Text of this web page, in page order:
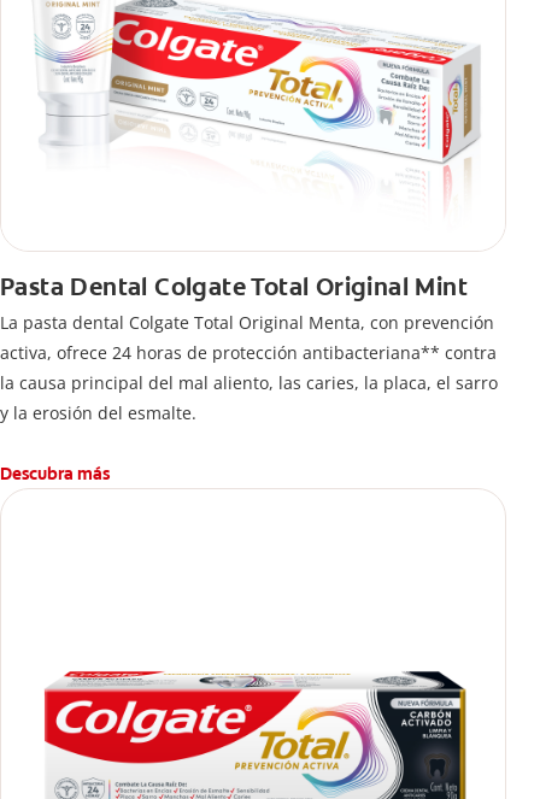
Pasta Dental Colgate Total Original Mint
La pasta dental Colgate Total Original Menta, con prevención
activa, ofrece 24 horas de protección antibacteriana** contra
la causa principal del mal aliento, las caries, la placa, el sarro
y la erosión del esmalte.
Descubra más